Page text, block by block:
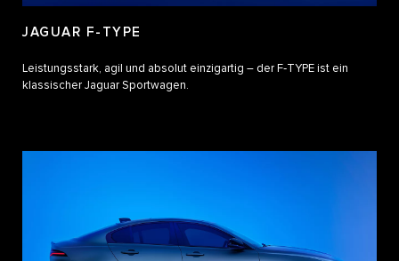
JAGUAR F-TYPE
Leistungsstark, agil und absolut einzigartig – der F‑TYPE ist ein
klassischer Jaguar Sportwagen.